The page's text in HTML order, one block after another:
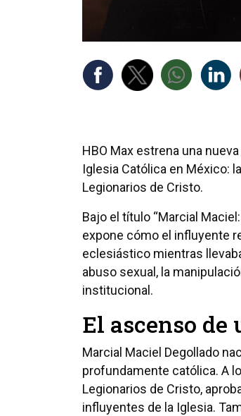
HBO Max estrena una
Iglesia Católica en México:
Legionarios de Cristo.
Bajo el título “Marcial
expone cómo el influyente
eclesiástico mientras
abuso sexual, la
institucional.
El ascenso
Marcial Maciel Degollado
profundamente católica. A
Legionarios de Cristo,
influyentes de la Iglesia.